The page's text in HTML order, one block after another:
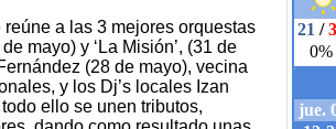
a las 3 mejores orquestas
mayo) y ‘La Misión’, (31 de
(28 de mayo), vecina
y los Dj’s locales Izan
ello se unen tributos,